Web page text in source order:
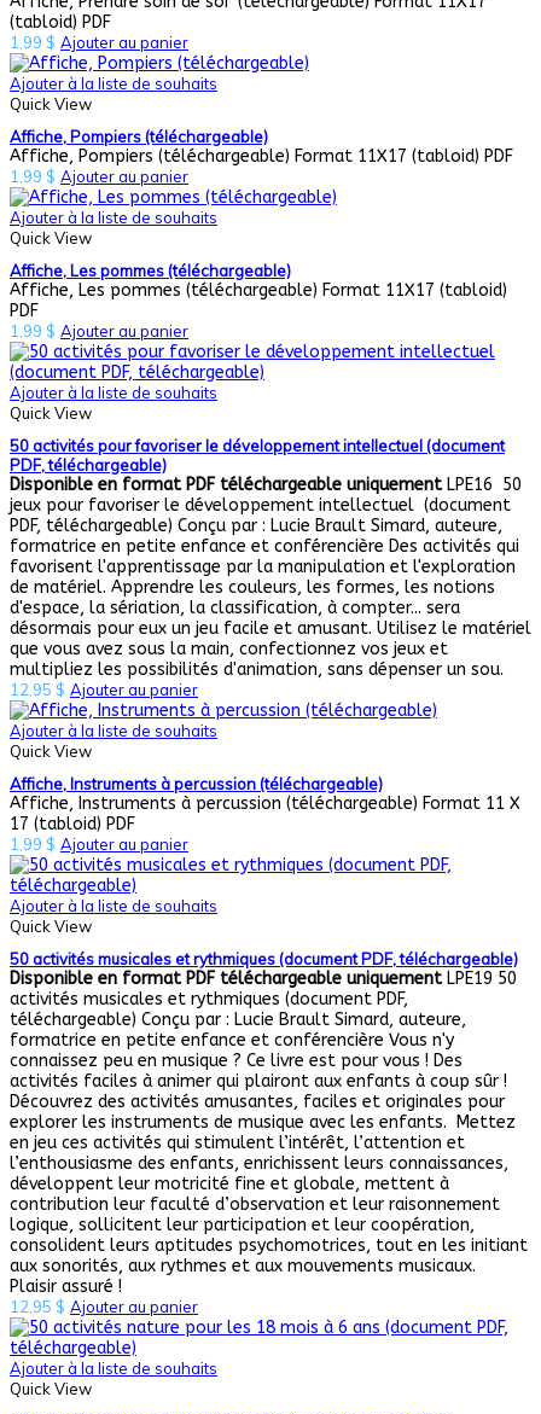
(tabloid) PDF
1,99 $ Ajouter au panier
Ajouter à la liste de souhaits
Quick View
Affiche, Pompiers (téléchargeable)
Affiche, Pompiers (téléchargeable) Format 11X17 (tabloid) PDF
1,99 $ Ajouter au panier
Ajouter à la liste de souhaits
Quick View
Affiche, Les pommes (téléchargeable)
Affiche, Les pommes (téléchargeable) Format 11X17 (tabloid)
PDF
1,99 $ Ajouter au panier
Ajouter à la liste de souhaits
Quick View
50 activités pour favoriser le développement intellectuel (document
PDF, téléchargeable)
Disponible en format PDF téléchargeable uniquementLPE16 50
jeux pour favoriser le développement intellectuel (document
PDF, téléchargeable) Conçu par : Lucie Brault Simard, auteure,
formatrice en petite enfance et conférencière Des activités qui
favorisent l'apprentissage par la manipulation et l'exploration
de matériel. Apprendre les couleurs, les formes, les notions
d'espace, la sériation, la classification, à compter... sera
désormais pour eux un jeu facile et amusant. Utilisez le matériel
que vous avez sous la main, confectionnez vos jeux et
multipliez les possibilités d'animation, sans dépenser un sou.
12,95 $ Ajouter au panier
Ajouter à la liste de souhaits
Quick View
Affiche, Instruments à percussion (téléchargeable)
Affiche, Instruments à percussion (téléchargeable) Format 11 X
17 (tabloid) PDF
1,99 $ Ajouter au panier
Ajouter à la liste de souhaits
Quick View
50 activités musicales et rythmiques (document PDF, téléchargeable)
Disponible en format PDF téléchargeable uniquementLPE19 50
activités musicales et rythmiques (document PDF,
téléchargeable) Conçu par : Lucie Brault Simard, auteure,
formatrice en petite enfance et conférencière Vous n'y
connaissez peu en musique ? Ce livre est pour vous ! Des
activités faciles à animer qui plairont aux enfants à coup sûr !
Découvrez des activités amusantes, faciles et originales pour
explorer les instruments de musique avec les enfants. Mettez
en jeu ces activités qui stimulent l’intérêt, l’attention et
l’enthousiasme des enfants, enrichissent leurs connaissances,
développent leur motricité fine et globale, mettent à
contribution leur faculté d’observation et leur raisonnement
logique, sollicitent leur participation et leur coopération,
consolident leurs aptitudes psychomotrices, tout en les initiant
aux sonorités, aux rythmes et aux mouvements musicaux.
Plaisir assuré !
12,95 $ Ajouter au panier
Ajouter à la liste de souhaits
Quick View